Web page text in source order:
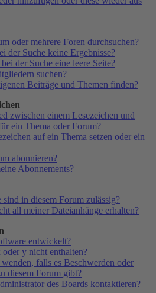
oder mehrere Foren durchsuchen?
der Suche keine Ergebnisse?
der Suche eine leere Seite?
suchen?
Beiträge und Themen finden?
zwischen einem Lesezeichen und
ein Thema oder Forum?
auf ein Thema setzen oder ein
abonnieren?
Abonnements?
sind in diesem Forum zulässig?
all meiner Dateianhänge erhalten?
entwickelt?
y nicht enthalten?
falls es Beschwerden oder
diesem Forum gibt?
des Boards kontaktieren?